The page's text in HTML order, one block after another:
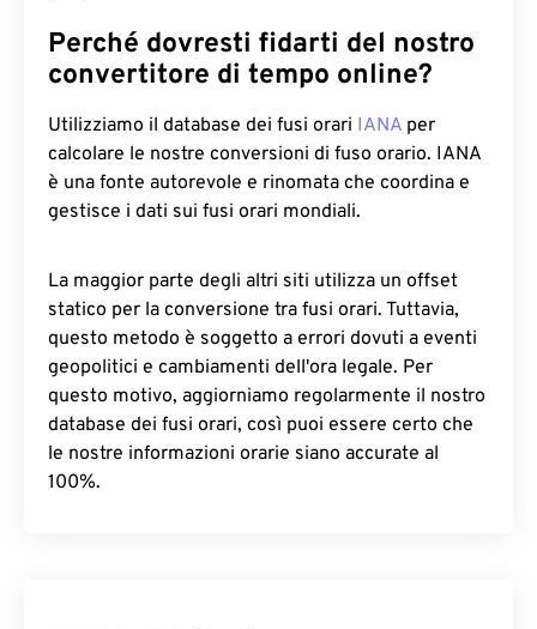
Perché dovresti fidarti del nostro
convertitore di tempo online?
Utilizziamo il database dei fusi orari IANA per
calcolare le nostre conversioni di fuso orario. IANA
è una fonte autorevole e rinomata che coordina e
gestisce i dati sui fusi orari mondiali.
La maggior parte degli altri siti utilizza un offset
statico per la conversione tra fusi orari. Tuttavia,
questo metodo è soggetto a errori dovuti a eventi
geopolitici e cambiamenti dell'ora legale. Per
questo motivo, aggiorniamo regolarmente il nostro
database dei fusi orari, così puoi essere certo che
le nostre informazioni orarie siano accurate al
100%.